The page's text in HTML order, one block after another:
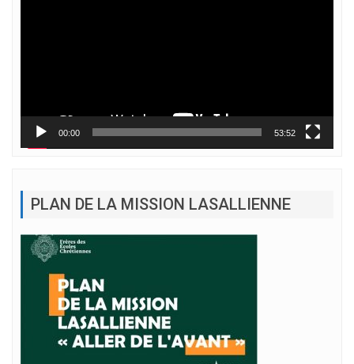
00:00 53:52
PLAN DE LA MISSION LASALLIENNE